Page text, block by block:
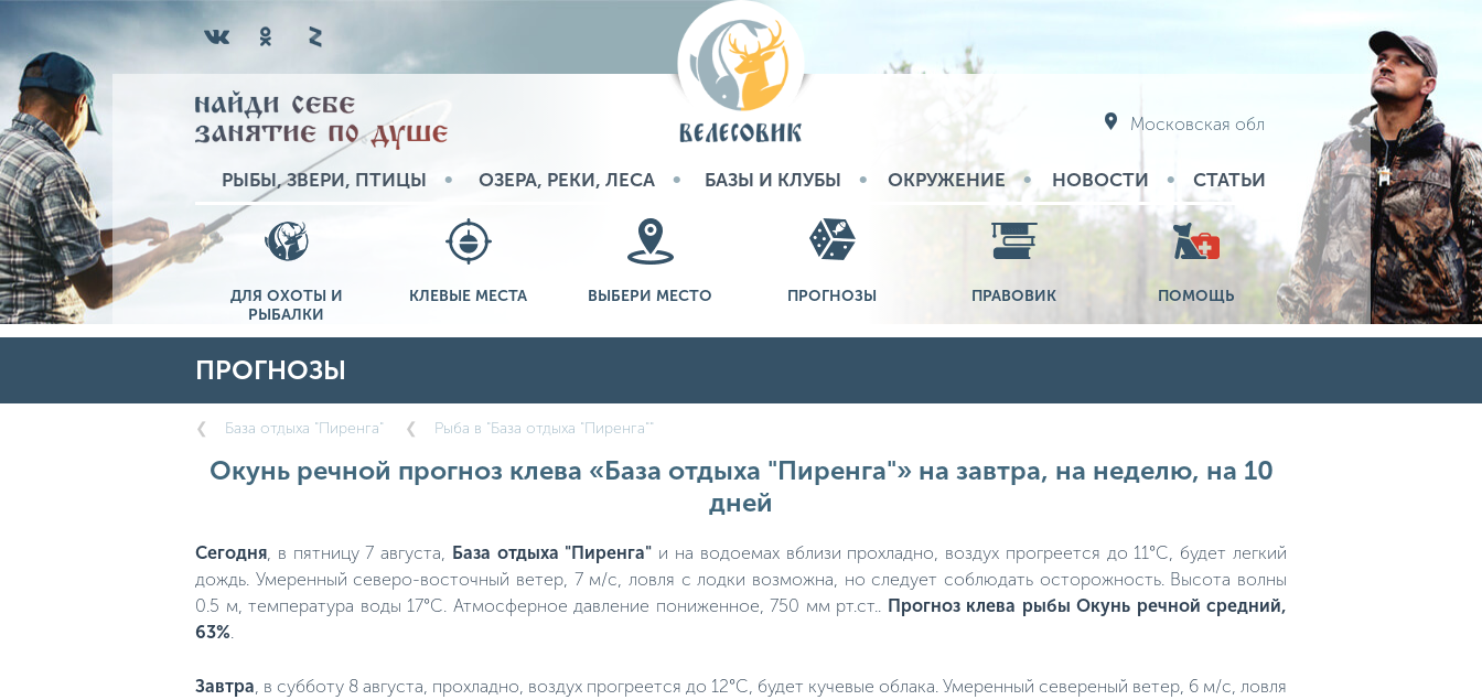
Московская обл
РЫБЫ, ЗВЕРИ, ПТИЦЫ ОЗЕРА, РЕКИ, ЛЕСА БАЗЫ И КЛУБЫ ОКРУЖЕНИЕ НОВОСТИ СТАТЬИ
ДЛЯ ОХОТЫ И
РЫБАЛКИ
КЛЕВЫЕ МЕСТА ВЫБЕРИ МЕСТО ПРОГНОЗЫ ПРАВОВИК ПОМОЩЬ
ПРОГНОЗЫ
База отдыха "Пиренга" Рыба в "База отдыха "Пиренга""
Окунь речной прогноз клева «База отдыха "Пиренга"» на завтра, на неделю, на 10
дней
Сегодня , в пятницу 7 августа, База отдыха "Пиренга" и на водоемах вблизи прохладно, воздух прогреется до 11°C, будет легкий
дождь. Умеренный северо-восточный ветер, 7 м/с, ловля с лодки возможна, но следует соблюдать осторожность. Высота волны
0.5 м, температура воды 17°C. Атмосферное давление пониженное, 750 мм рт.ст.. Прогноз клева рыбы Окунь речной средний,
63%
Завтра , в субботу 8 августа, прохладно, воздух прогреется до 12°C, будет кучевые облака. Умеренный севереный ветер, 6 м/с, ловля